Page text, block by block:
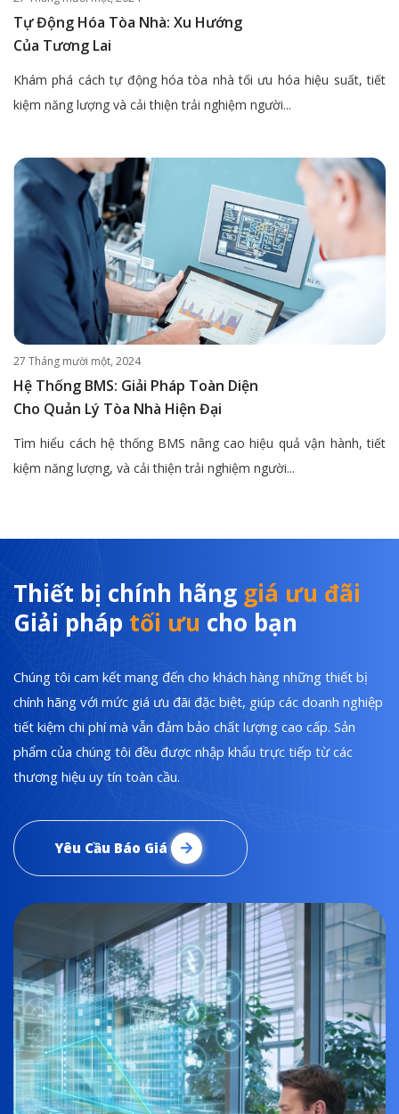
Tự Động Hóa Tòa Nhà: Xu Hướng
Của Tương Lai
Khám phá cách tự động hóa tòa nhà tối ưu hóa hiệu suất, tiết
kiệm năng lượng và cải thiện trải nghiệm người...
27 Tháng mười một, 2024
Hệ Thống BMS: Giải Pháp Toàn Diện
Cho Quản Lý Tòa Nhà Hiện Đại
Tìm hiểu cách hệ thống BMS nâng cao hiệu quả vận hành, tiết
kiệm năng lượng, và cải thiện trải nghiệm người...
Thiết bị chính hãng giá ưu đãi
Giải pháp tối ưu cho bạn
Chúng tôi cam kết mang đến cho khách hàng những thiết bị
chính hãng với mức giá ưu đãi đặc biệt, giúp các doanh nghiệp
tiết kiệm chi phí mà vẫn đảm bảo chất lượng cao cấp. Sản
phẩm của chúng tôi đều được nhập khẩu trực tiếp từ các
thương hiệu uy tín toàn cầu.
Yêu Cầu Báo Giá